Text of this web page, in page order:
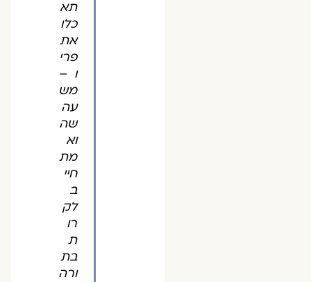
תא
כלו
את
פרי
ו –
מש
עה
שה
וא
מת
חיי
ב
לק
רו
ת
בת
ורה